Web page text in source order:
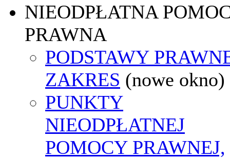
NIEODPŁATNA
PRAWNA
PODSTAWY
ZAKRES (nowe okno)
PUNKTY
NIEODPŁATNEJ
POMOCY PRAWNEJ,